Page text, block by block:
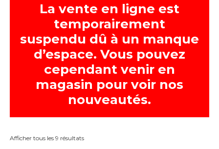
La vente en ligne est
temporairement
suspendu dû à un manque
d’espace. Vous pouvez
cependant venir en
magasin pour voir nos
nouveautés.
Afficher tous les 9 résultats